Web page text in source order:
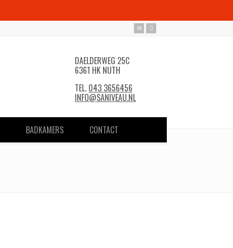
DAELDERWEG 25C
6361 HK NUTH
TEL. 043 3656456
INFO@SANIVEAU.NL
BADKAMERS CONTACT